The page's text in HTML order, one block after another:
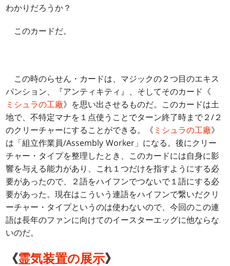
わかりだろうか？
このカードだ。
この時のらせん・カードは、マジックの２つ目のエキス
パンション、『アンティキティ』、そしてそのカード《
ミシュラの工廠》を思い出させるものだ。このカードは土
地で、不特定マナを１点使うことでターン終了時まで２/２
のクリーチャーにすることができる。《 ミシュラの工廠》
は「組立作業員/Assembly Worker」になる。後にクリー
チャー・タイプを整理したとき、このカードには自身に影
響を与える能力があり、これ１つだけを指すようにする必
要があったので、２語をハイフンでつないで１語にする必
要があった。現在はこういう連語をハイフンで繋いだクリ
ーチャー・タイプというのは使わないので、今回のこの連
語は長年のファンに向けてのイースターエッグに他ならな
いのだ。
《霊気装置の展示》